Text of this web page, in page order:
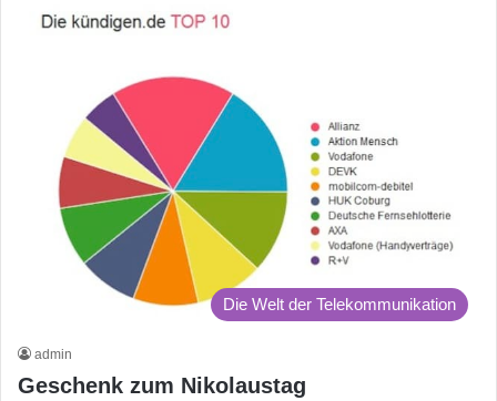
Die Welt der Telekommunikation
admin
Geschenk zum Nikolaustag